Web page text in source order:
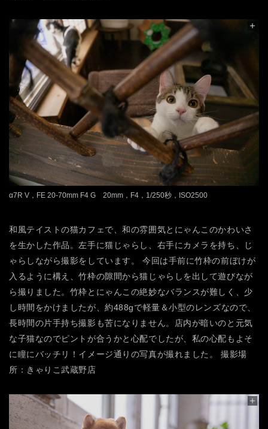
α7R V，FE 20-70mm F4 G 20mm，F4，1/250秒，ISO2500
和風テイストの猫カフェで、和の雰囲気とにゃんこのかわいさ
を生かした作品。左手に猫じゃらし、右手にカメラを持ち、じ
ゃらしながら撮影をしています。
今回は手前に竹枠の前ぼけが
入るように構え、竹枠の隙間から猫じゃらしを出して遊びなが
ら撮りました。竹枠とにゃんこの絶妙なバランスが難しく、少
し時間をかけましたが、約488gで軽量＆小型のレンズなので、
長時間の片手持ち撮影も苦になりません。店内が暗いのと元気
な子猫なのでピントが合うかと心配でしたが、私の心配もよそ
に瞳にバッチリ！イメージ通りの写真が撮れました。
撮影場
所：きゃりこ武蔵野店